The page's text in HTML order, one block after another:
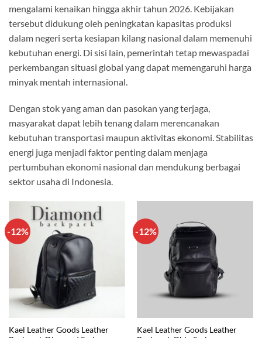
mengalami kenaikan hingga akhir tahun 2026. Kebijakan
tersebut didukung oleh peningkatan kapasitas produksi
dalam negeri serta kesiapan kilang nasional dalam memenuhi
kebutuhan energi. Di sisi lain, pemerintah tetap mewaspadai
perkembangan situasi global yang dapat memengaruhi harga
minyak mentah internasional.
Dengan stok yang aman dan pasokan yang terjaga,
masyarakat dapat lebih tenang dalam merencanakan
kebutuhan transportasi maupun aktivitas ekonomi. Stabilitas
energi juga menjadi faktor penting dalam menjaga
pertumbuhan ekonomi nasional dan mendukung berbagai
sektor usaha di Indonesia.
-12%
Kael Leather Goods Leather
-12%
Kael Leather Goods Leather